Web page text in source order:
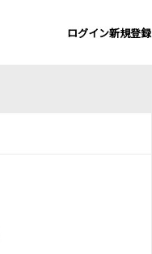
ログイン新規登録